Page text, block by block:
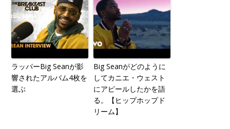
ラッパーBig Seanが影
響されたアルバム4枚を
選ぶ
Big Seanがどのように
してカニエ・ウェスト
にアピールしたかを語
る。【ヒップホップド
リーム】